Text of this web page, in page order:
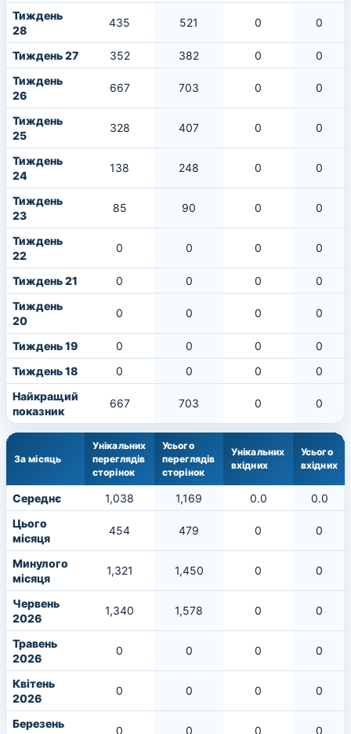
Тиждень
28
435 521 0 0
Тиждень 27 352 382 0
0
Тиждень
26
667 703 0 0
Тиждень
25
328 407 0 0
Тиждень
24
138 248 0 0
Тиждень
23
85 90 0 0
Тиждень
22
0 0 0 0
Тиждень 21 0 0 0
0
Тиждень
20
0 0 0 0
Тиждень 19 0 0 0
0
Тиждень 18
0 0 0
0
Найкращий
показник
667 703 0 0
За місяць
Унікальних
переглядів
сторінок
Усього
переглядів
сторінок
Унікальних
вхідних
Усього
вхідних
Середнє 1,038 1,169 0.0
0.0
Цього
місяця
454 479 0 0
Минулого
місяця
1,321 1,450 0 0
Червень
2026
1,340 1,578 0 0
Травень
2026
0 0 0 0
Квітень
2026
0 0 0 0
Березень
0 0 0 0